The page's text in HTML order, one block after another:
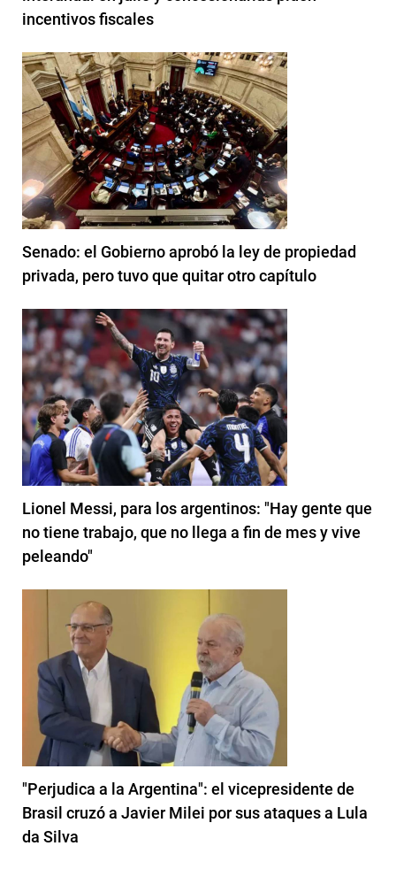
incentivos fiscales
Senado: el Gobierno aprobó la ley de propiedad
privada, pero tuvo que quitar otro capítulo
Lionel Messi, para los argentinos: "Hay gente que
no tiene trabajo, que no llega a fin de mes y vive
peleando"
"Perjudica a la Argentina": el vicepresidente de
Brasil cruzó a Javier Milei por sus ataques a Lula
da Silva